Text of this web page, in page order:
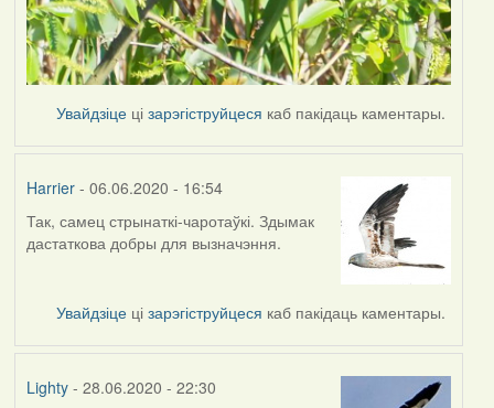
Увайдзіце цізарэгіструйцеся каб пакідаць каментары.
Harrier- 06.06.2020 - 16:54
In
reply
Lighty
Так, самец стрынаткі-чаротаўкі. Здымак
дастаткова добры для вызначэння.
Увайдзіце цізарэгіструйцеся каб пакідаць каментары.
Lighty- 28.06.2020 - 22:30